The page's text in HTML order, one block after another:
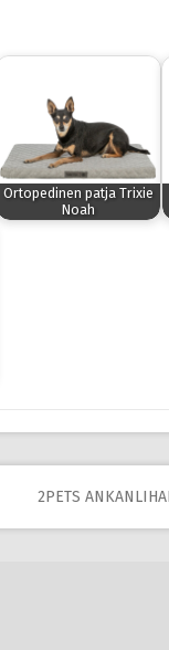
Ortopedinen patja Trixie
Noah
2PETS